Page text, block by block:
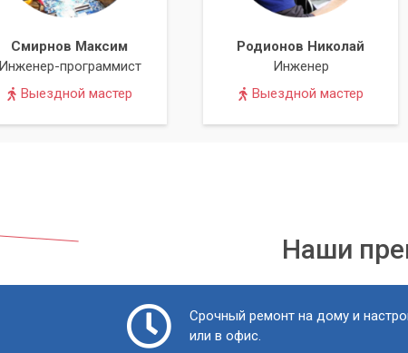
Смирнов Максим
Инженер-программист
Выездной мастер
Родионов Николай
Инженер
Выездной мастер
Наши
Срочный ремонт на дому и
или в офис.